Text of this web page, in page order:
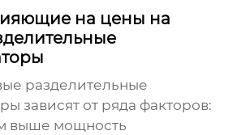
на цены на
разделительные
зависят от ряда факторов:
выше мощность